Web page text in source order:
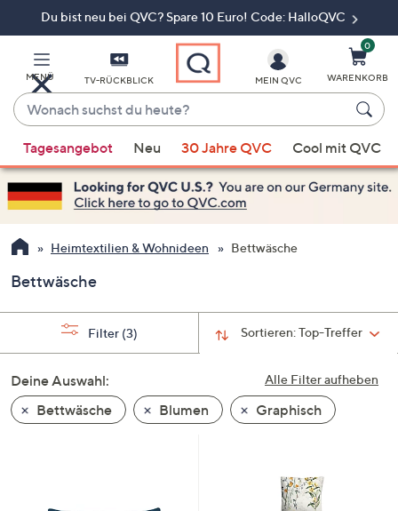
Du bist neu bei QVC? Spare 10 Euro! Code: HalloQVC
MENÜ TV-RÜCKBLICK
Wonach
suchst
du
heute?
Vorschläge
verfügbar
sind,
verwenden
Sie
Pfeiltasten
nach
und
nach
unten
oder
MEIN QVC
0
WARENKORB
Tagesangebot Neu 30 Jahre QVC Cool mit QVC
Heimtextilien & Wohnideen Bettwäsche
Bettwäsche
Sortieren:Top-Treffer
Filter (3)
Alle Filter aufheben
Deine Auswahl:
Bettwäsche
Blumen Graphisch